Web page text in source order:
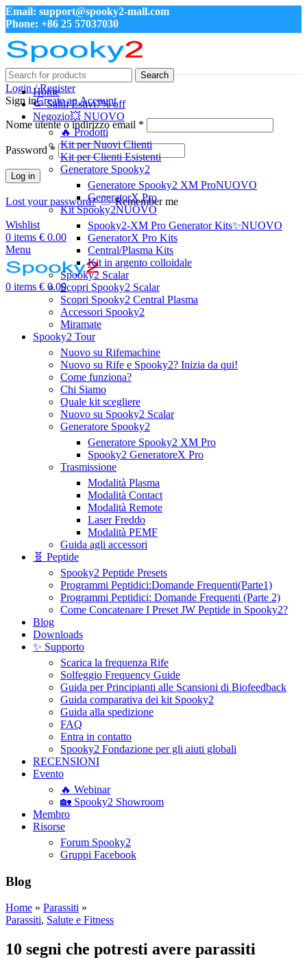
Email: support@spooky2-mall.com
Phone: +86 25 57037030
Search
Login / Register
Sign inCreate an Account
Nome utente o indirizzo email *
Password*
Log in
Lost your password?
Remember me
Wishlist
0 items € 0.00
Menu
0 items € 0.00
Home
🍉 Saldi Estivi7% off
Negozio💥 NUOVO
🔥 Prodotti
Kit per Nuovi Clienti
Kit per Clienti Esistenti
Generatore Spooky2
Generatore Spooky2 XM ProNUOVO
GeneratorX Pro
Kit Spooky2NUOVO
Spooky2-XM Pro Generator Kits✨NUOVO
GeneratorX Pro Kits
Central/Plasma Kits
Kit in argento colloidale
Spooky2 Scalar
Scopri Spooky2 Scalar
Scopri Spooky2 Central Plasma
Accessori Spooky2
Miramate
Spooky2 Tour
Nuovo su Rifemachine
Nuovo su Rife e Spooky2? Inizia da qui!
Come funziona?
Chi Siamo
Quale kit scegliere
Nuovo su Spooky2 Scalar
Generatore Spooky2
Generatore Spooky2 XM Pro
Spooky2 GeneratoreX Pro
Trasmissione
Modalità Plasma
Modalità Contact
Modalità Remote
Laser Freddo
Modalità PEMF
Guida agli accessori
🧬 Peptide
Spooky2 Peptide Presets
Programmi Peptidici:Domande Frequenti(Parte1)
Programmi Peptidici: Domande Frequenti (Parte 2)
Come Concatenare I Preset JW Peptide in Spooky2?
Blog
Downloads
✨ Supporto
Scarica la frequenza Rife
Solfeggio Frequency Guide
Guida per Principianti alle Scansioni di Biofeedback
Guida comparativa dei kit Spooky2
Guida alla spedizione
FAQ
Entra in contatto
Spooky2 Fondazione per gli aiuti globali
RECENSIONI
Evento
🔥 Webinar
🏡 Spooky2 Showroom
Membro
Risorse
Forum Spooky2
Gruppi Facebook
Blog
Home » Parassiti »
Parassiti, Salute e Fitness
10 segni che potresti avere parassiti